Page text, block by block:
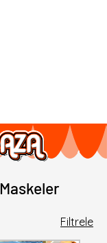
Maskeler
Filtrele